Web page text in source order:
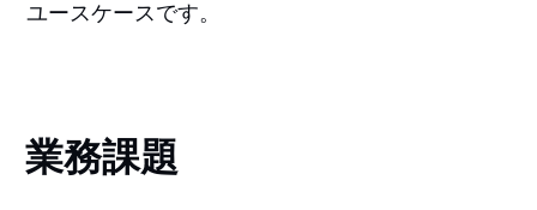
ユースケースです。
業務課題